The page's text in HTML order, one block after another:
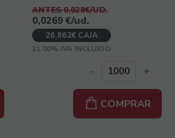
ANTES 0,028€/UD.
0,0269 €/ud.
26,862€ CAJA
21.00% IVA INCLUIDO
- +
COMPRAR